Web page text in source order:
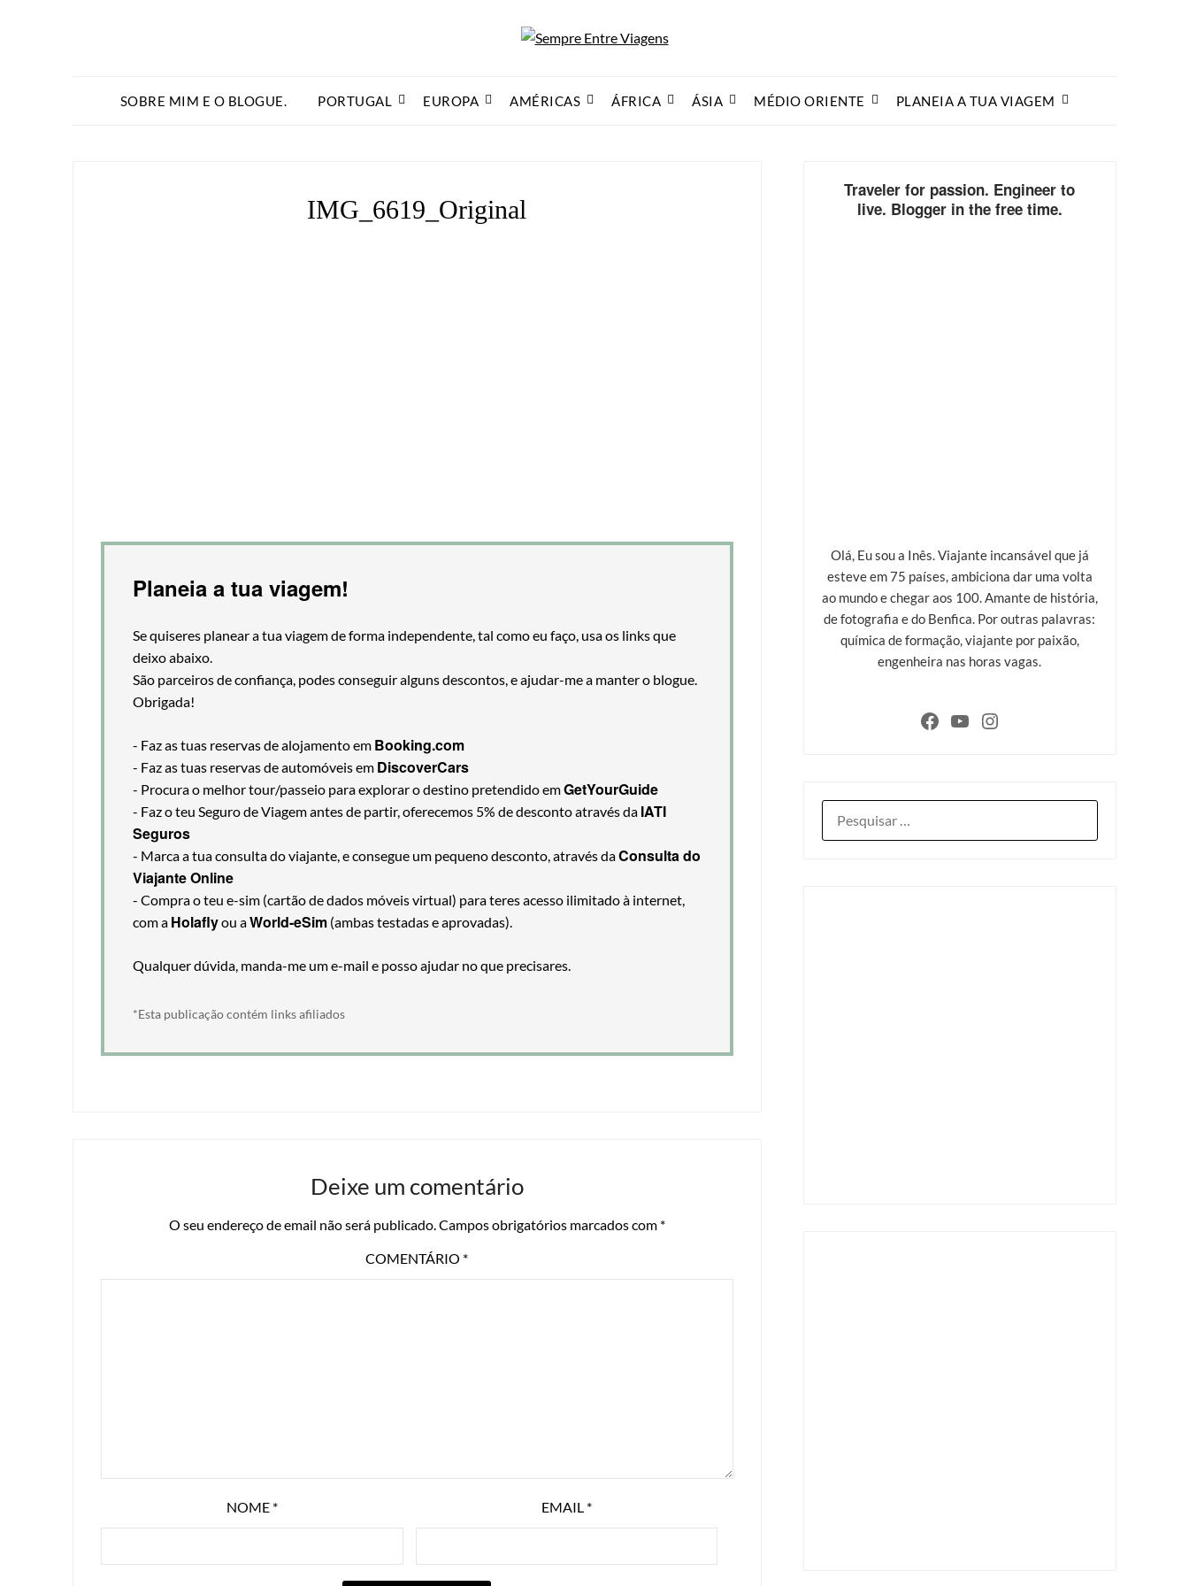
SOBRE MIM E O BLOGUE. PORTUGAL EUROPA AMÉRICAS ÁFRICA ÁSIA MÉDIO ORIENTE PLANEIA A TUA VIAGEM
IMG_6619_Original
Planeia a tua viagem!
Se quiseres planear a tua viagem de forma independente, tal como eu faço, usa os links que
deixo abaixo.
São parceiros de confiança, podes conseguir alguns descontos, e ajudar-me a manter o blogue.
Obrigada!
- Faz as tuas reservas de alojamento em Booking.com
- Faz as tuas reservas de automóveis em DiscoverCars
- Procura o melhor tour/passeio para explorar o destino pretendido emGetYourGuide
- Faz o teu Seguro de Viagem antes de partir, oferecemos 5% de desconto através da IATI
Seguros
- Marca a tua consulta do viajante, e consegue um pequeno desconto, através daConsulta do
Viajante Online
- Compra o teu e-sim (cartão de dados móveis virtual) para teres acesso ilimitado à internet,
com a Holaflyou aWorld-eSim (ambas testadas e aprovadas).
Qualquer dúvida, manda-me um e-mail e posso ajudar no que precisares.
*Esta publicação contém links afiliados
Deixe um comentário
O seu endereço de email não será publicado.Campos obrigatórios marcados com *
COMENTÁRIO *
NOME * EMAIL *
Traveler for passion. Engineer to
live. Blogger in the free time.
Olá, Eu sou a Inês. Viajante incansável que já
esteve em 75 países, ambiciona dar uma volta
ao mundo e chegar aos 100. Amante de história,
de fotografia e do Benfica. Por outras palavras:
química de formação, viajante por paixão,
engenheira nas horas vagas.